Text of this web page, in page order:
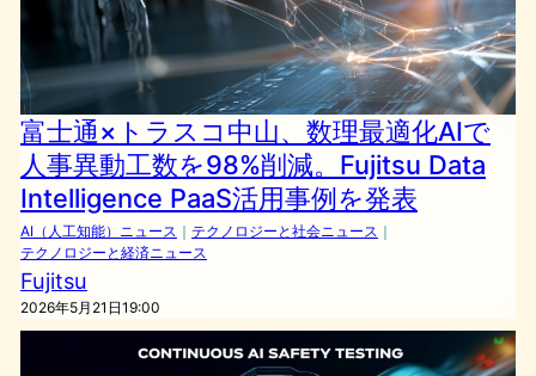
富士通×トラスコ中山、数理最適化AIで
人事異動工数を98%削減。Fujitsu Data
Intelligence PaaS活用事例を発表
AI（人工知能）ニュース ｜ テクノロジーと社会ニュース ｜
テクノロジーと経済ニュース
Fujitsu
2026年5月21日19:00